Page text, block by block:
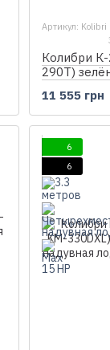
Артикул: Kolibri
Колибри
290T)
11 555 грн
6
6